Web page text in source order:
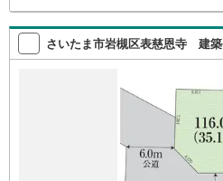
さいたま市岩槻区表慈恩寺 建